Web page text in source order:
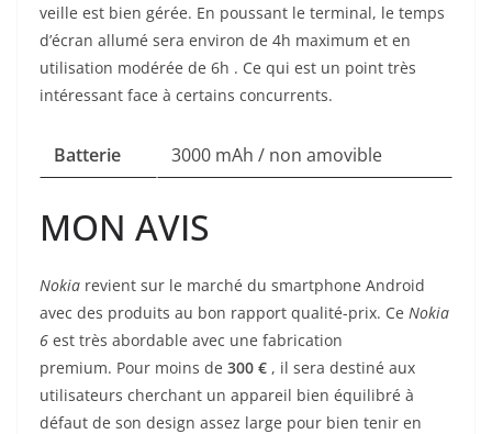
veille est bien gérée. En poussant le terminal, le temps
d’écran allumé sera environ de 4h maximum et en
utilisation modérée de 6h . Ce qui est un point très
intéressant face à certains concurrents.
Batterie 3000 mAh / non amovible
MON AVIS
Nokia revient sur le marché du smartphone Android
avec des produits au bon rapport qualité-prix. Ce Nokia
6 est très abordable avec une fabrication
premium. Pour moins de 300 € , il sera destiné aux
utilisateurs cherchant un appareil bien équilibré à
défaut de son design assez large pour bien tenir en